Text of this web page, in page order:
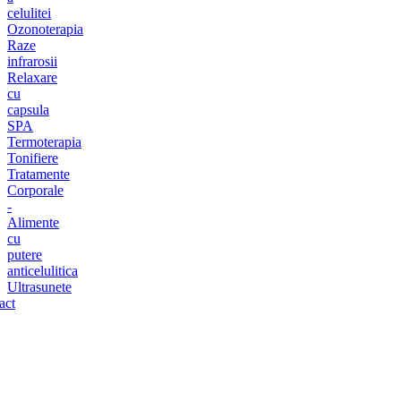
celulitei
Ozonoterapia
Raze
infrarosii
Relaxare
cu
capsula
SPA
Termoterapia
Tonifiere
Tratamente
Corporale
-
Alimente
cu
putere
anticelulitica
Ultrasunete